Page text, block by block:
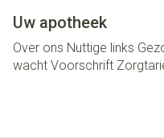
Uw apotheek
Over ons Nuttige links
wacht Voorschrift